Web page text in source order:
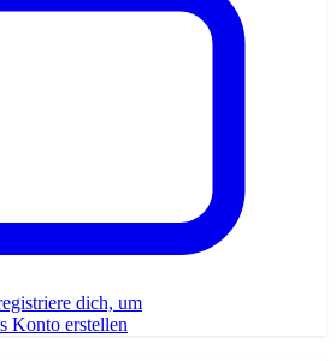
dich, um
Konto erstellen